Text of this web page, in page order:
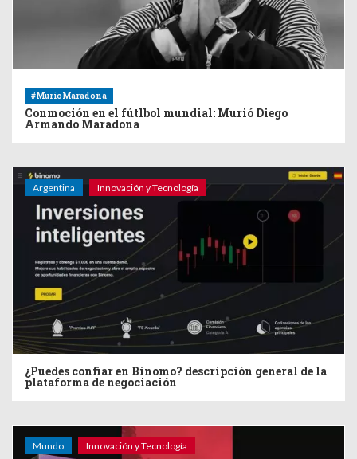
#MurioMaradona
Conmoción en el fútlbol mundial: Murió Diego
Armando Maradona
Argentina Innovación y Tecnología
¿Puedes confiar en Binomo? descripción general de la
plataforma de negociación
Mundo Innovación y Tecnología